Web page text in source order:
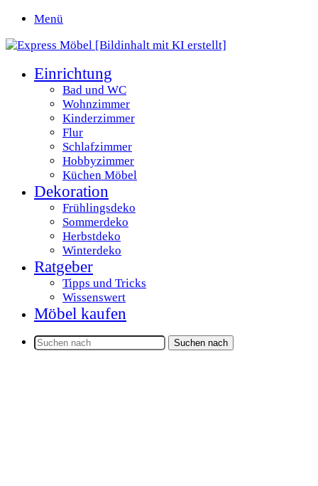
Menü
Einrichtung
Bad und WC
Wohnzimmer
Kinderzimmer
Flur
Schlafzimmer
Hobbyzimmer
Küchen Möbel
Dekoration
Frühlingsdeko
Sommerdeko
Herbstdeko
Winterdeko
Ratgeber
Tipps und Tricks
Wissenswert
Möbel kaufen
Suchen nach